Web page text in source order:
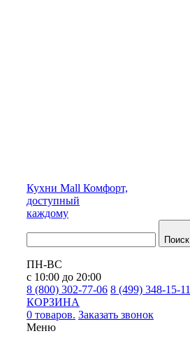
Кухни Mall Комфорт,
доступный
каждому
Поиск
ПН-ВС
с 10:00 до 20:00
8 (800) 302-77-06 8 (499) 348-15-11
КОРЗИНА
0 товаров. Заказать звонок
Меню